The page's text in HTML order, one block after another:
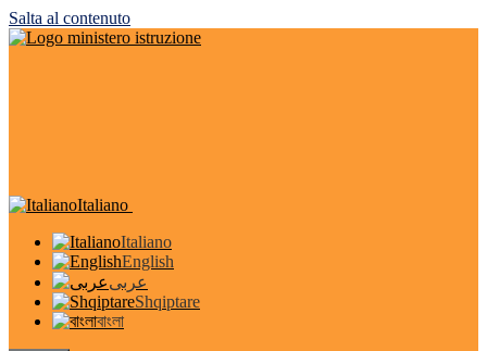
Salta al contenuto
Italiano
Italiano
English
عربى
Shqiptare
বাংলা